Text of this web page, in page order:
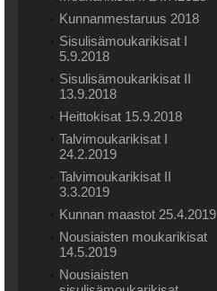
Kunnanmestaruus 2018
Sisulisämoukarikisat I
5.9.2018
Sisulisämoukarikisat II
13.9.2018
Heittokisat 15.9.2018
Talvimoukarikisat I
24.2.2019
Talvimoukarikisat II
3.3.2019
Kunnan maastot 25.4.2019
Nousiaisten moukarikisat
14.5.2019
Nousiaisten